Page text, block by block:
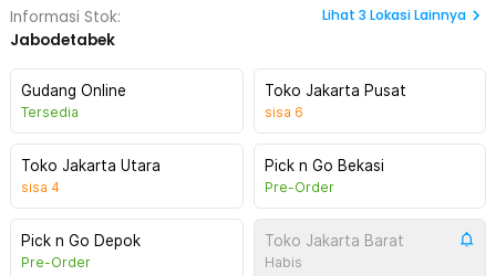
Informasi Stok:
Jabodetabek
Lihat 3 Lokasi Lainnya
Gudang Online
Tersedia
Toko Jakarta Pusat
sisa 6
Toko Jakarta Utara
sisa 4
Pick n Go Bekasi
Pre-Order
Pick n Go Depok
Pre-Order
Toko Jakarta Barat
Habis